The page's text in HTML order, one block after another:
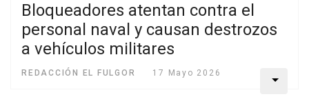
Bloqueadores atentan contra el
personal naval y causan destrozos
a vehículos militares
REDACCIÓN EL FULGOR 17 Mayo 2026